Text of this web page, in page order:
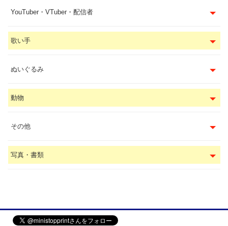
YouTuber・VTuber・配信者
歌い手
ぬいぐるみ
動物
その他
写真・書類